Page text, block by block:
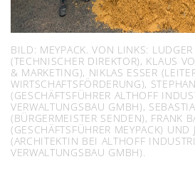
BILD: MEYPACK. VON LINKS:
(TECHNISCHER DIREKTOR), KLAUS
& MARKETING), NIKLAS ESSER
WIRTSCHAFTSFÖRDERUNG),
(GESCHÄFTSFÜHRER ALTHOFF
VERWALTUNGSBAU GMBH),
(BÜRGERMEISTER SENDEN), FRANK
(GESCHÄFTSFÜHRER MEYPACK) UND
(ARCHITEKTIN BEI ALTHOFF
VERWALTUNGSBAU GMBH).